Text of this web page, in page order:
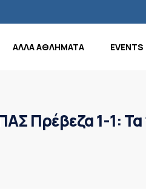
ΑΛΛΑ ΑΘΛΗΜΑΤΑ EVENTS
Πρέβεζα 1-1: Τα